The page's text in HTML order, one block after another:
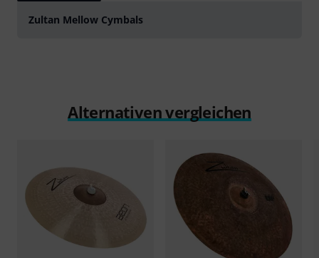
Zultan Mellow Cymbals
Alternativen vergleichen